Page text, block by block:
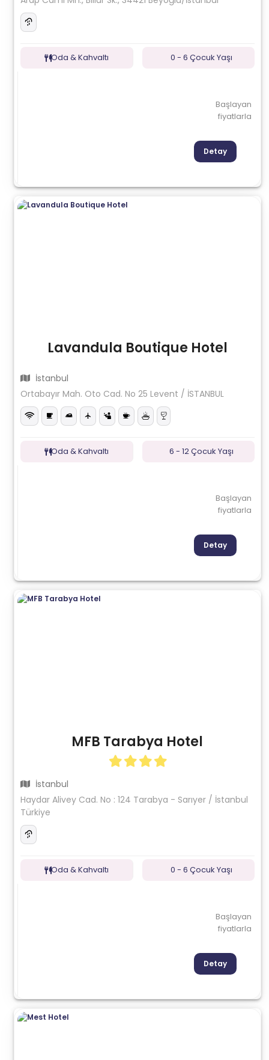
Oda & Kahvaltı 0 - 6 Çocuk Yaşı
Başlayan
fiyatlarla
Detay
Lavandula Boutique Hotel
İstanbul
Ortabayır Mah. Oto Cad. No 25 Levent / İSTANBUL
Oda & Kahvaltı 6 - 12 Çocuk Yaşı
Başlayan
fiyatlarla
Detay
MFB Tarabya Hotel
İstanbul
Haydar Alivey Cad. No : 124 Tarabya - Sarıyer / İstanbul
Türkiye
Oda & Kahvaltı 0 - 6 Çocuk Yaşı
Başlayan
fiyatlarla
Detay